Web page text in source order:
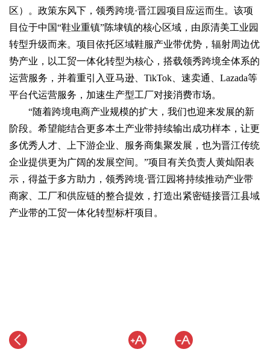
区）。政策东风下，领秀跨境·晋江园项目应运而生。该项
目位于中国“鞋业重镇”陈埭镇的核心区域，由原清美工业园
转型升级而来。项目依托区域鞋服产业带优势，辐射周边优
势产业，以工贸一体化转型为核心，搭载领秀跨境全体系的
运营服务，并着重引入亚马逊、TikTok、速卖通、Lazada等
平台代运营服务，加速生产型工厂对接消费市场。
“随着跨境电商产业规模的扩大，我们也迎来发展的新
阶段。希望能结合更多本土产业带持续输出成功样本，让更
多优秀人才、上下游企业、服务商集聚发展，也为晋江传统
企业提供更为广阔的发展空间。”项目有关负责人黄灿阳表
示，得益于多方助力，领秀跨境·晋江园将持续推动产业带
商家、工厂和供应链的整合提效，打造出紧密链接晋江县域
产业带的工贸一体化转型标杆项目。